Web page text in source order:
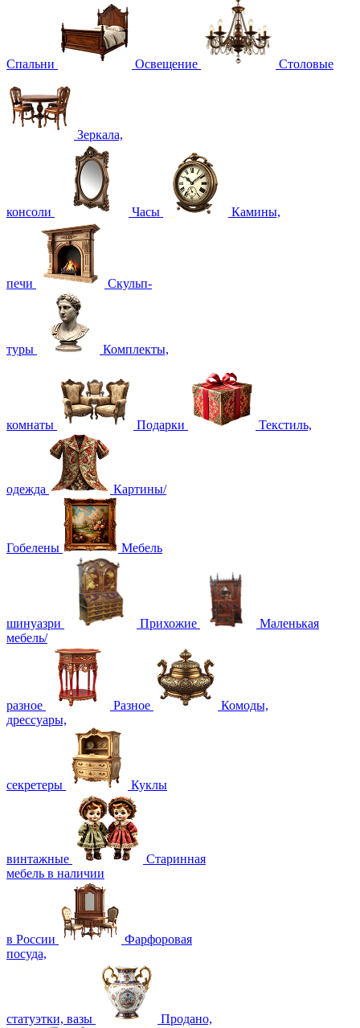
Спальни Освещение Столовые
Зеркала,
консоли Часы Камины,
печи Скульп-
туры Комплекты,
комнаты Подарки Текстиль,
одежда Картины/
Гобелены Мебель
шинуазри Прихожие
Маленькая
мебель/
разное Разное
Комоды,
дрессуары,
секретеры Куклы
винтажные
Старинная
мебель в наличии
в России
Фарфоровая
посуда,
статуэтки, вазы Продано,